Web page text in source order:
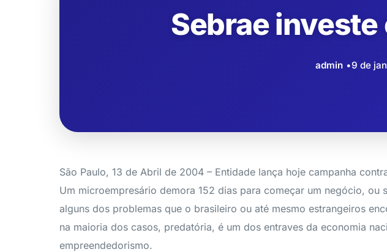
Sebrae
admin 9 de
São Paulo, 13 de Abril de 2004 – Entidade lança hoje campanha
Um microempresário demora 152 dias para começar um negócio,
alguns dos problemas que o brasileiro ou até mesmo estrangeiros
na maioria dos casos, predatória, é um dos entraves da economia
empreendedorismo.